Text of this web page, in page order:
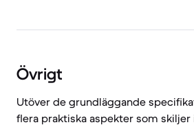
Övrigt
Utöver de grundläggande
flera praktiska aspekter som skiljer